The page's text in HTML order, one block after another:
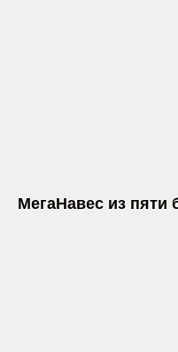
МегаНавес из пяти